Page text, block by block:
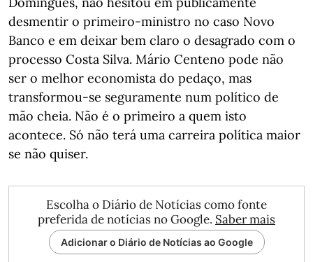
desmentir o primeiro-ministro no caso Novo
Banco e em deixar bem claro o desagrado com o
processo Costa Silva. Mário Centeno pode não
ser o melhor economista do pedaço, mas
transformou-se seguramente num político de
mão cheia. Não é o primeiro a quem isto
acontece. Só não terá uma carreira política maior
se não quiser.
Escolha o Diário de Notícias como fonte
preferida de notícias no Google. Saber mais
Adicionar o Diário de Notícias ao Google